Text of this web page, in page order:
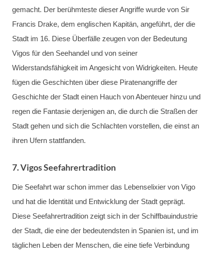
gemacht. Der berühmteste dieser Angriffe wurde von Sir
Francis Drake, dem englischen Kapitän, angeführt, der die
Stadt im 16. Diese Überfälle zeugen von der Bedeutung
Vigos für den Seehandel und von seiner
Widerstandsfähigkeit im Angesicht von Widrigkeiten. Heute
fügen die Geschichten über diese Piratenangriffe der
Geschichte der Stadt einen Hauch von Abenteuer hinzu und
regen die Fantasie derjenigen an, die durch die Straßen der
Stadt gehen und sich die Schlachten vorstellen, die einst an
ihren Ufern stattfanden.
7.Vigos Seefahrertradition
Die Seefahrt war schon immer das Lebenselixier von Vigo
und hat die Identität und Entwicklung der Stadt geprägt.
Diese Seefahrertradition zeigt sich in der Schiffbauindustrie
der Stadt, die eine der bedeutendsten in Spanien ist, und im
täglichen Leben der Menschen, die eine tiefe Verbindung